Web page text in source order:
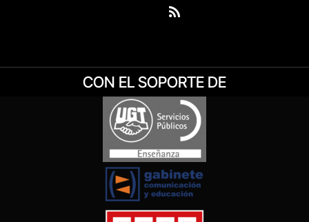
(Twitter)
RSS
CON EL SOPORTE DE